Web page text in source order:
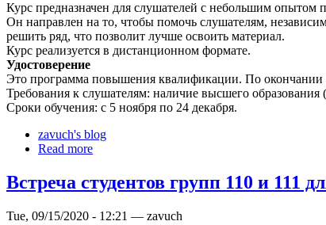
Курс предназначен для слушателей с небольшим опытом
Он направлен на то, чтобы помочь слушателям,
решить ряд, что позволит лучше освоить материал.
Курс реализуется в дистанционном формате.
Удостоверение
Это программа повышения квалификации. По
Требования к слушателям: наличие высшего
Сроки обучения: с 5 ноября по 24 декабря.
zavuch's blog
Read more
Встреча студентов групп 110 и 111
Tue, 09/15/2020 - 12:21 — zavuch